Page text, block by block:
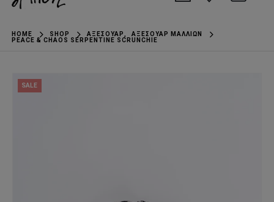
HOME SHOP ΑΞΕΣΟΥΆΡ,
ΑΞΕΣΟΥΆΡ ΜΑΛΛΙΏΝ
PEACE & CHAOS SERPENTINE SCRUNCHIE
SALE